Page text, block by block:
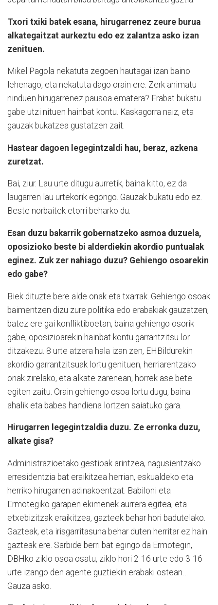
Txori txiki batek esana, hirugarrenez zeure burua
alkategaitzat aurkeztu edo ez zalantza asko izan
zenituen.
Mikel Pagola nekatuta zegoen hautagai izan baino
lehenago, eta nekatuta dago orain ere. Zerk animatu
ninduen hirugarrenez pausoa ematera? Erabat bukatu
gabe utzi nituen hainbat kontu. Kaskagorra naiz, eta
gauzak bukatzea gustatzen zait.
Hastear dagoen legegintzaldi hau, beraz, azkena
zuretzat.
Bai, ziur. Lau urte ditugu aurretik, baina kitto, ez da
laugarren lau urtekorik egongo. Gauzak bukatu edo ez.
Beste norbaitek etorri beharko du.
Esan duzu bakarrik gobernatzeko asmoa duzuela,
oposizioko beste bi alderdiekin akordio puntualak
eginez. Zuk zer nahiago duzu? Gehiengo osoarekin
edo gabe?
Biek dituzte bere alde onak eta txarrak. Gehiengo osoak
baimentzen dizu zure politika edo erabakiak gauzatzen,
batez ere gai konfliktiboetan, baina gehiengo osorik
gabe, oposizioarekin hainbat kontu garrantzitsu lor
ditzakezu. 8 urte atzera hala izan zen, EHBildurekin
akordio garrantzitsuak lortu genituen, herriarentzako
onak zirelako, eta alkate zarenean, horrek ase bete
egiten zaitu. Orain gehiengo osoa lortu dugu, baina
ahalik eta babes handiena lortzen saiatuko gara.
Hirugarren legegintzaldia duzu. Ze erronka duzu,
alkate gisa?
Administrazioetako gestioak arintzea, nagusientzako
erresidentzia bat eraikitzea herrian, eskualdeko eta
herriko hirugarren adinakoentzat. Babiloni eta
Ermotegiko garapen ekimenek aurrera egitea, eta
etxebizitzak eraikitzea, gazteek behar hori badutelako.
Gazteak, eta irisgarritasuna behar duten herritar ez hain
gazteak ere. Sarbide berri bat egingo da Ermotegin,
DBHko ziklo osoa osatu, ziklo hori 2-16 urte edo 3-16
urte izango den agente guztiekin erabaki ostean…
Gauza asko.